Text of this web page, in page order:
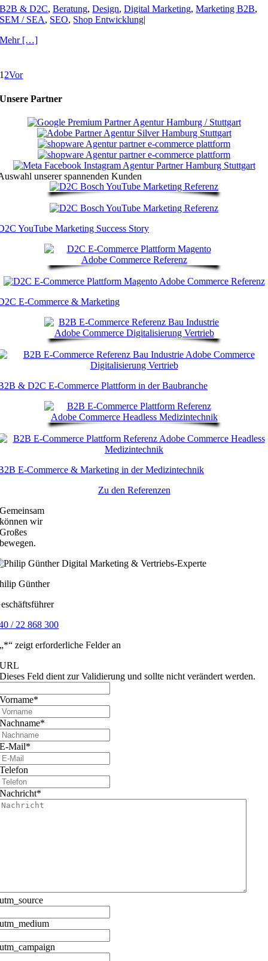
B2B & D2C,Beratung,Design,Digital Marketing,Marketing B2B,
SEM / SEA, SEO, Shop Entwicklung|
Mehr […]
1 2Vor
Unsere Partner
unserer spannenden Kunden
YouTube Marketing Success Story
E-Commerce & Marketing
& D2C E-Commerce Plattform in der Baubranche
E-Commerce & Marketing in der Medizintechnik
Zu den Referenzen
Gemeinsam
können wir
Großes
bewegen.
Günther
/ 22 868 300
„*“ zeigt erforderliche Felder an
URL
Dieses Feld dient zur Validierung und sollte nicht verändert werden.
Vorname*
Nachname*
E-Mail*
Telefon
Nachricht*
utm_source
utm_medium
utm_campaign